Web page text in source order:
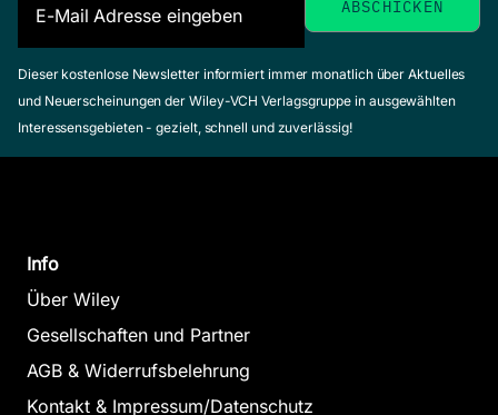
Dieser kostenlose Newsletter informiert immer monatlich über Aktuelles
und Neuerscheinungen der Wiley-VCH Verlagsgruppe in ausgewählten
Interessensgebieten - gezielt, schnell und zuverlässig!
Info
Über Wiley
Gesellschaften und Partner
AGB & Widerrufsbelehrung
Kontakt & Impressum/Datenschutz